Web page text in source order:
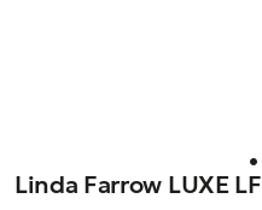
Linda Farrow LUXE